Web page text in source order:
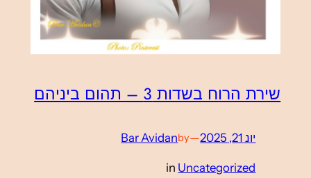
שירת הרוח בשדות 3 – תהום ביניהם
יונ 21, 2025 —
by
Bar Avidan
in Uncategorized